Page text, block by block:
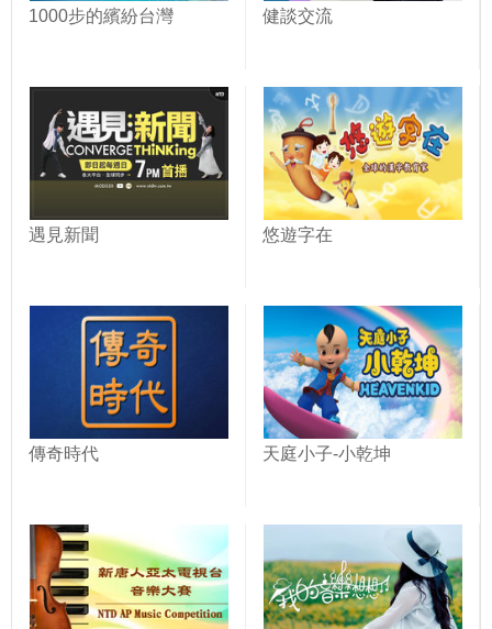
1000步的繽紛台灣 健談交流
遇見新聞 悠遊字在
傳奇時代 天庭小子-小乾坤